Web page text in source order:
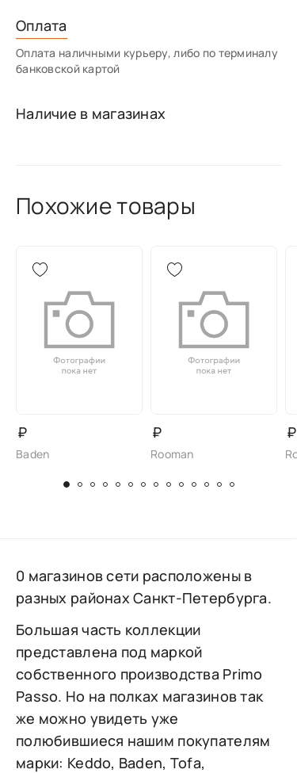
Оплата
Оплата наличными курьеру, либо по терминалу
банковской картой
Наличие в магазинах
Похожие товары
₽
Baden
₽
Rooman
₽
0 магазинов сети расположены в
разных районах Санкт-Петербурга.
Большая часть коллекции
представлена под маркой
собственного производства Primo
Passo. Но на полках магазинов так
же можно увидеть уже
полюбившиеся нашим покупателям
марки: Keddo, Baden, Tofa,